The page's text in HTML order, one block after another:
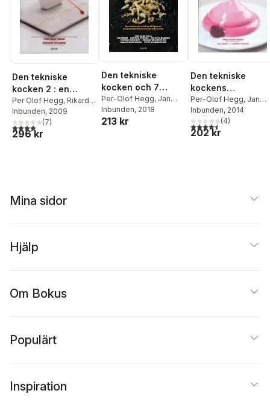
Den tekniske
kocken 2 : en
kokbok om
molekylär
gastronomi
Per Olof Hegg, Rikard
Nilsson
Inbunden, 2009
3,9utav 5 stjärnor. Totalt antal röster:
(7)
296 kr
Den tekniske
kocken och 7
riktiga kockar -
Den tekniske
kocken förklarar
Per-Olof Hegg, Jan
Hedh,Anders Vendel
Martin Hansen
Inbunden, 2018
213 kr
Den tekniske
kockens
experimentella
kokbok : 117
kemiska
experiment i köket
Per-Olof Hegg, Jan
Hedh,Anders Vendel
Inbunden, 2014
4,5utav 5 stjärnor.
(4)
202 kr
Mina sidor
Hjälp
Om Bokus
Populärt
Inspiration